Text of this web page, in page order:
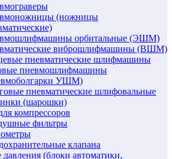
(ножницы
орбитальные (ЭШМ)
виброшлифмашины (ВШМ)
пневматические шлифмашины
пневмошлифмашины
УШМ)
пневматические шлифовальные
(шарошки)
компрессоров
фильтры
клапана
давления (блоки автоматики,